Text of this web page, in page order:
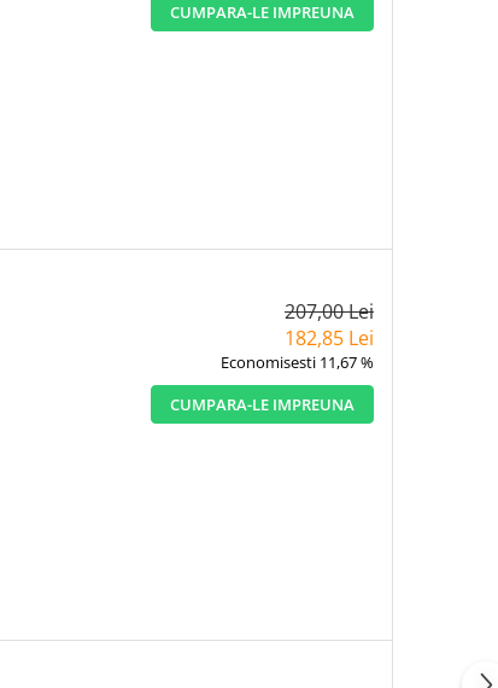
CUMPARA-LE IMPREUNA
207,00 Lei
182,85 Lei
Economisesti 11,67 %
CUMPARA-LE IMPREUNA